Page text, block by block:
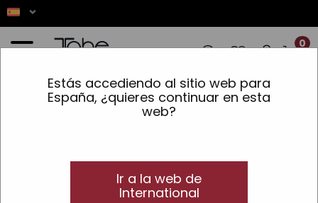
Estás accediendo al sitio web para
España, ¿quieres continuar en esta
web?
Ir a la web de
International
0
✨ LOS PEDIDOS
Cabello Rubio, Blanco o Mechas